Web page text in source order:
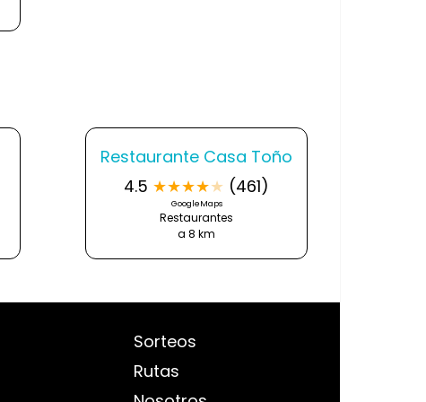
Restaurante Casa Toño
4.5 ★★★★★ (461)
GoogleMaps
Restaurantes
a 8 km
Sorteos
Rutas